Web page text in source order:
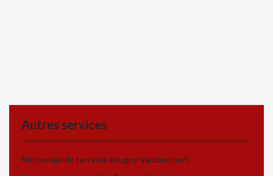
Autres services
Nettoyage de terrasse Brugny Vaudancourt